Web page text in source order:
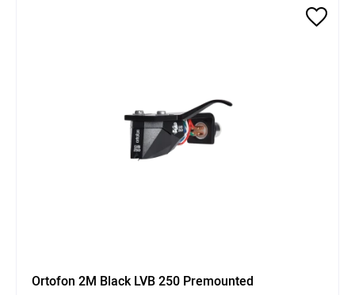
Ortofon 2M Black LVB 250 Premounted